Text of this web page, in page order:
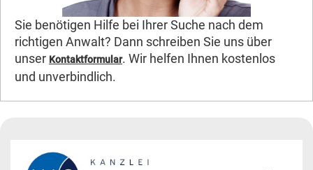
Sie benötigen Hilfe bei Ihrer Suche nach dem
richtigen Anwalt? Dann schreiben Sie uns über
unser Kontaktformular. Wir helfen Ihnen kostenlos
und unverbindlich.